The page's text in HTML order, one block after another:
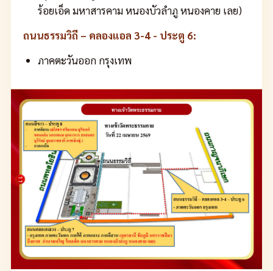
ร้อยเอ็ด มหาสารคาม หนองบัวลำภู หนองคาย เลย)
ถนนธรรมวิถี – คลองแอล 3-4 - ประตู 6:
ภาคตะวันออก กรุงเทพ